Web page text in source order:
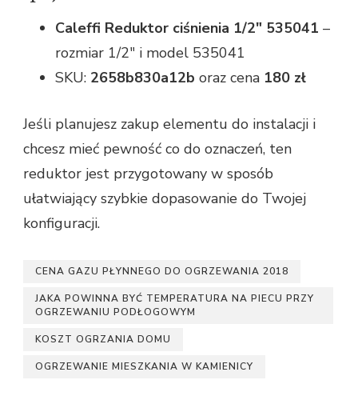
Caleffi Reduktor ciśnienia 1/2" 535041 –
rozmiar 1/2" i model 535041
SKU: 2658b830a12b oraz cena 180 zł
Jeśli planujesz zakup elementu do instalacji i
chcesz mieć pewność co do oznaczeń, ten
reduktor jest przygotowany w sposób
ułatwiający szybkie dopasowanie do Twojej
konfiguracji.
CENA GAZU PŁYNNEGO DO OGRZEWANIA 2018
JAKA POWINNA BYĆ TEMPERATURA NA PIECU PRZY
OGRZEWANIU PODŁOGOWYM
KOSZT OGRZANIA DOMU
OGRZEWANIE MIESZKANIA W KAMIENICY